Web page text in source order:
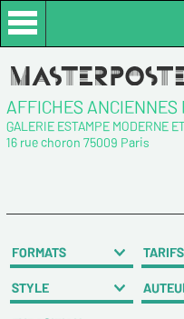
AFFICHES ANCIENNES
GALERIE ESTAMPE MODERNE
16 rue choron 75009 Paris
FORMATS TARIFS
STYLE